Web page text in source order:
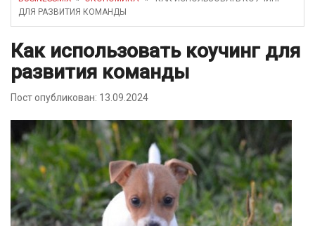
как защитить свой бизнес?
ДЛЯ РАЗВИТИЯ КОМАНДЫ
Как использовать коучинг для
развития команды
Пост опубликован: 13.09.2024